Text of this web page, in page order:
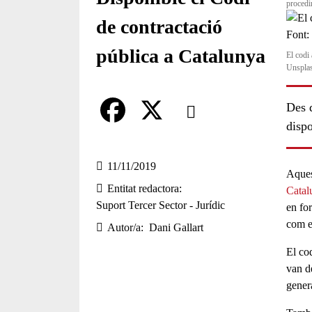
de contractació
pública a Catalunya
Comparteix
a
c
11/11/2019
Entitat redactora
Suport Tercer Sector - Jurídic
Autor/a
Dani Gallart
El codi
Des
en
com
El
van